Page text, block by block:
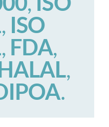
, ISO
, FDA,
,
.